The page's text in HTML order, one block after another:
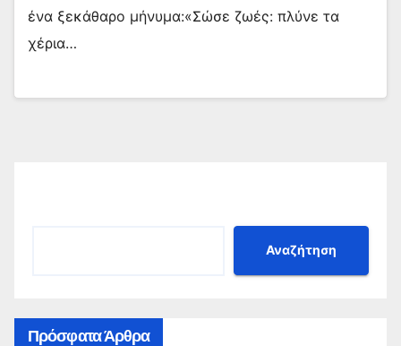
ένα ξεκάθαρο μήνυμα:«Σώσε ζωές: πλύνε τα
χέρια…
Αναζήτηση
Πρόσφατα Άρθρα